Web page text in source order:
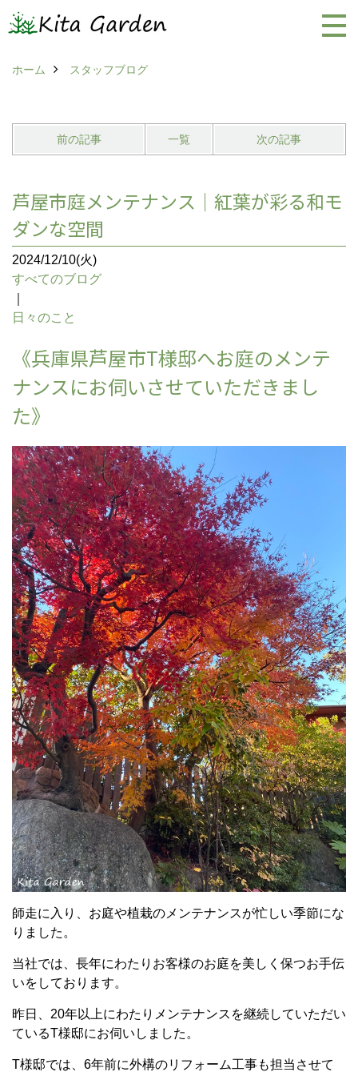
ホーム スタッフブログ
前の記事 一覧 次の記事
芦屋市庭メンテナンス｜紅葉が彩る和モ
ダンな空間
2024/12/10(火)
すべてのブログ
日々のこと
《兵庫県芦屋市T様邸へお庭のメンテ
ナンスにお伺いさせていただきまし
た》
師走に入り、お庭や植栽のメンテナンスが忙しい季節にな
りました。
当社では、長年にわたりお客様のお庭を美しく保つお手伝
いをしております。
昨日、20年以上にわたりメンテナンスを継続していただい
ているT様邸にお伺いしました。
T様邸では、6年前に外構のリフォーム工事も担当させて